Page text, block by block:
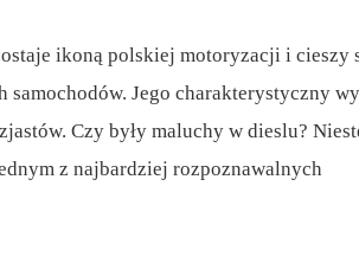
ikoną polskiej motoryzacji i cieszy
Jego charakterystyczny
Czy były maluchy w dieslu?
z najbardziej rozpoznawalnych